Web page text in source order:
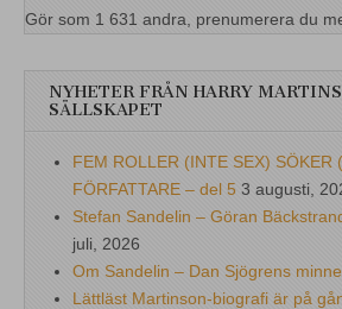
Gör som 1 631 andra, prenumerera du
NYHETER FRÅN HARRY
SÄLLSKAPET
FEM ROLLER (INTE SEX) SÖKER
FÖRFATTARE – del 5 3 augusti,
Stefan Sandelin – Göran
juli, 2026
Om Sandelin – Dan Sjögrens
Lättläst Martinson-biografi är på